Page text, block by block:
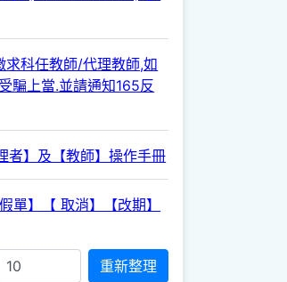
求科任教師/代理教師,如
騙上當.並請通知165反
者】及【教師】操作手冊
單】【 取消】【改期】